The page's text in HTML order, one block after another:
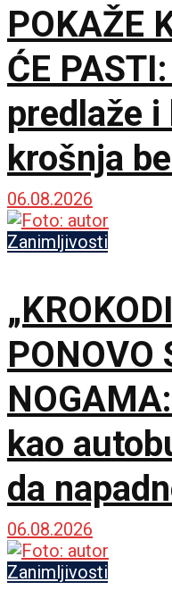
POKAŽE
ĆE
predlaže i
krošnja
06.08.2026
Zanimljivosti
PONOVO
kao
da
06.08.2026
Zanimljivosti